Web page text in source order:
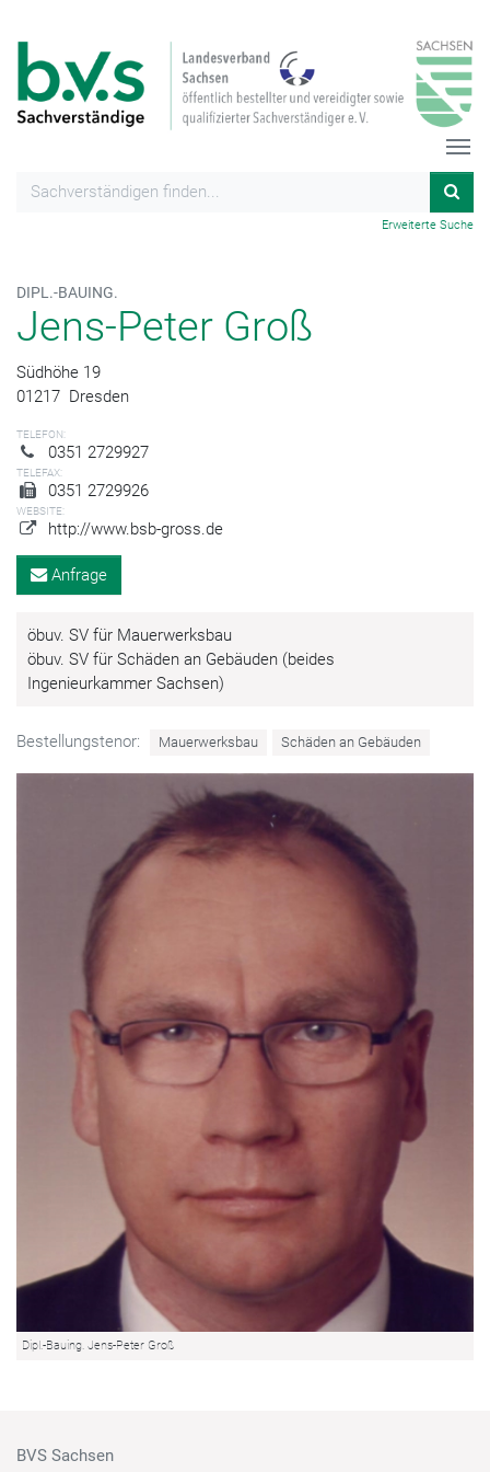
Erweiterte Suche
DIPL.-BAUING.
Jens-Peter Groß
Südhöhe 19
01217 Dresden
TELEFON:
0351 2729927
TELEFAX:
0351 2729926
WEBSITE:
http://www.bsb-gross.de
Anfrage
öbuv. SV für Mauerwerksbau
öbuv. SV für Schäden an Gebäuden (beides
Ingenieurkammer Sachsen)
Bestellungstenor: Mauerwerksbau Schäden an Gebäuden
Dipl.-Bauing. Jens-Peter Groß
BVS Sachsen